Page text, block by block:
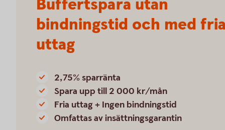
Buffertspara utan
bindningstid och med fria
uttag
2,75% sparränta
Spara upp till 2 000 kr/mån
Fria uttag + Ingen bindningstid
Omfattas av insättningsgarantin